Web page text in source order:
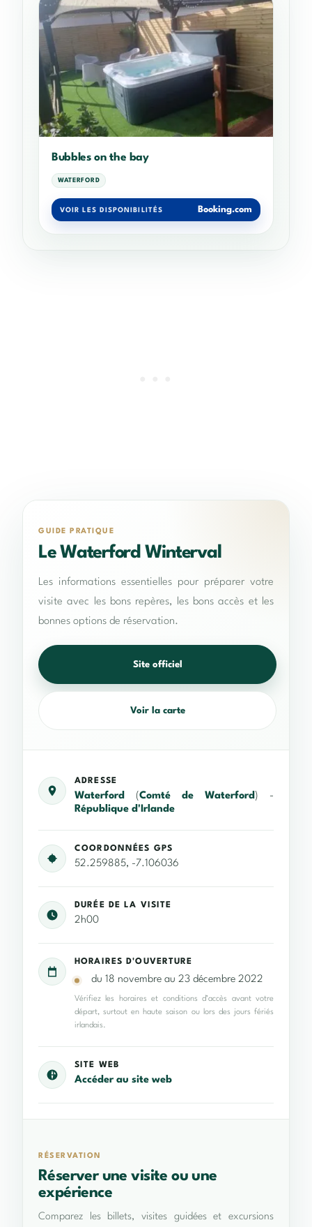
Bubbles on the bay
WATERFORD
VOIR LES DISPONIBILITÉS Booking.com
GUIDE PRATIQUE
Le Waterford Winterval
Les informations essentielles pour préparer votre
visite avec les bons repères, les bons accès et les
bonnes options de réservation.
Site officiel
Voir la carte
ADRESSE
Waterford (Comté de Waterford) -
République d'Irlande
COORDONNÉES GPS
52.259885, -7.106036
DURÉE DE LA VISITE
2h00
HORAIRES D'OUVERTURE
du 18 novembre au 23 décembre 2022
Vérifiez les horaires et conditions d’accès avant votre
départ, surtout en haute saison ou lors des jours fériés
irlandais.
SITE WEB
Accéder au site web
RÉSERVATION
Réserver une visite ou une
expérience
Comparez les billets, visites guidées et excursions